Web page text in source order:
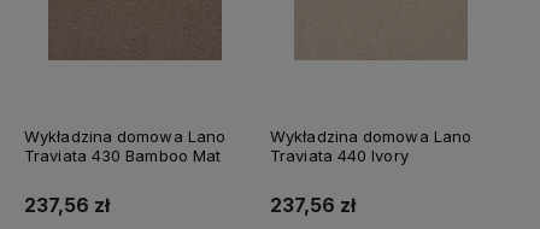
Wykładzina domowa Lano
Traviata 430 Bamboo Mat
237,56 zł
Wykładzina domowa Lano
Traviata 440 Ivory
237,56 zł